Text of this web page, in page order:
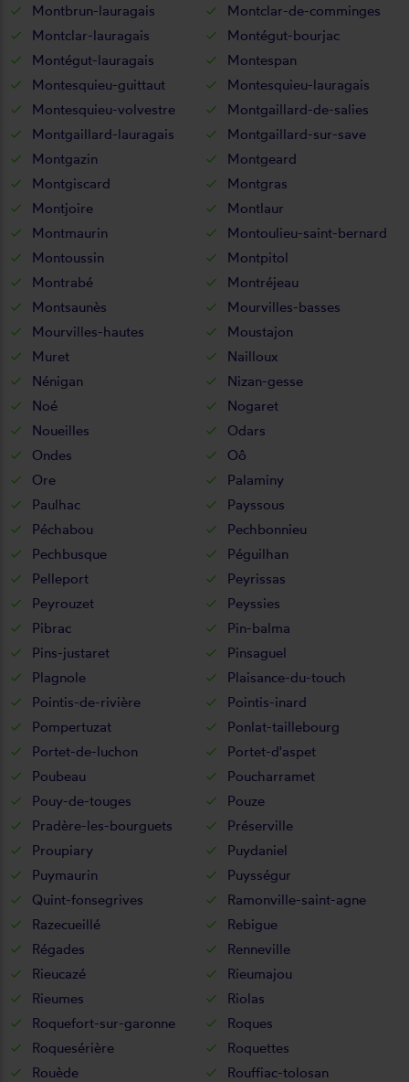
Montbrun-lauragais
Montclar-de-comminges
Montclar-lauragais
Montégut-bourjac
Montégut-lauragais
Montespan
Montesquieu-guittaut
Montesquieu-lauragais
Montesquieu-volvestre
Montgaillard-de-salies
Montgaillard-lauragais
Montgaillard-sur-save
Montgazin
Montgeard
Montgiscard
Montgras
Montjoire
Montlaur
Montmaurin
Montoulieu-saint-bernard
Montoussin
Montpitol
Montrabé
Montréjeau
Montsaunès
Mourvilles-basses
Mourvilles-hautes
Moustajon
Muret
Nailloux
Nénigan
Nizan-gesse
Noé
Nogaret
Noueilles
Odars
Ondes
Oô
Ore
Palaminy
Paulhac
Payssous
Péchabou
Pechbonnieu
Pechbusque
Péguilhan
Pelleport
Peyrissas
Peyrouzet
Peyssies
Pibrac
Pin-balma
Pins-justaret
Pinsaguel
Plagnole
Plaisance-du-touch
Pointis-de-rivière
Pointis-inard
Pompertuzat
Ponlat-taillebourg
Portet-de-luchon
Portet-d'aspet
Poubeau
Poucharramet
Pouy-de-touges
Pouze
Pradère-les-bourguets
Préserville
Proupiary
Puydaniel
Puymaurin
Puysségur
Quint-fonsegrives
Ramonville-saint-agne
Razecueillé
Rebigue
Régades
Renneville
Rieucazé
Rieumajou
Rieumes
Riolas
Roquefort-sur-garonne
Roques
Roquesérière
Roquettes
Rouède
Rouffiac-tolosan